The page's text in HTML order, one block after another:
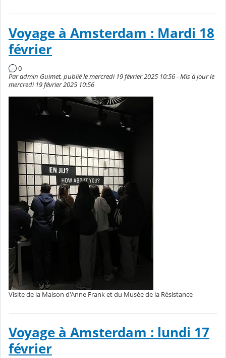
Voyage à Amsterdam : Mardi 18
février
0
Par admin Guimet, publié le mercredi 19 février 2025 10:56 - Mis à jour le
mercredi 19 février 2025 10:56
Visite de la Maison d'Anne Frank et du Musée de la Résistance
Voyage à Amsterdam : lundi 17
février